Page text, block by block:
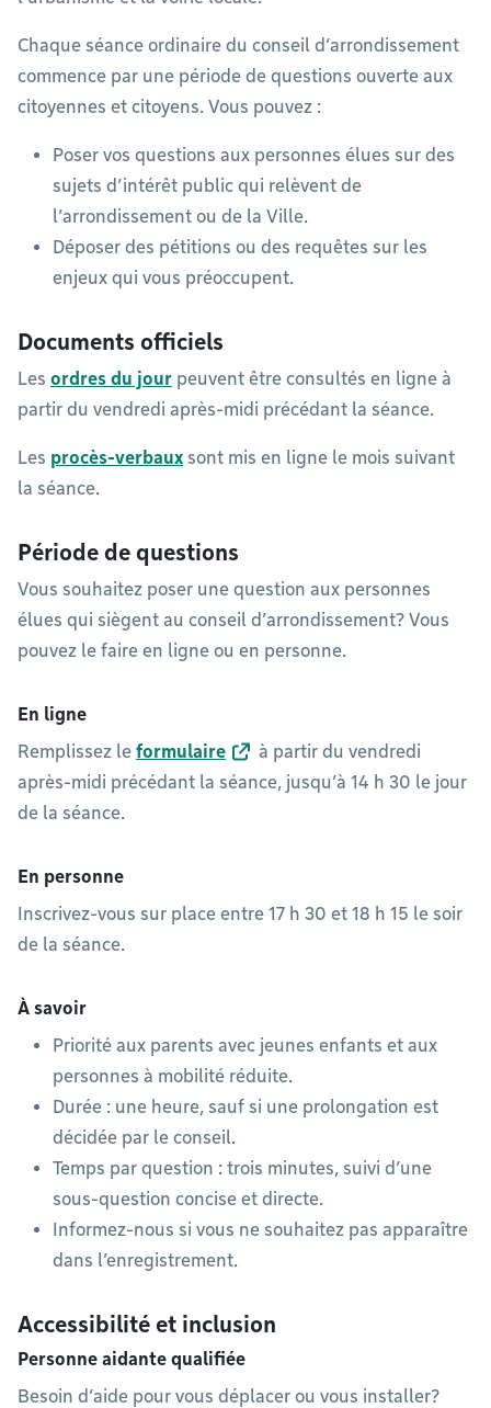
Chaque séance ordinaire du conseil d’arrondissement
commence par une période de questions ouverte aux
citoyennes et citoyens. Vous pouvez :
Poser vos questions aux personnes élues sur des
sujets d’intérêt public qui relèvent de
l’arrondissement ou de la Ville.
Déposer des pétitions ou des requêtes sur les
enjeux qui vous préoccupent.
Documents officiels
Les ordres du jour peuvent être consultés en ligne à
partir du vendredi après-midi précédant la séance.
Les procès-verbaux sont mis en ligne le mois suivant
la séance.
Période de questions
Vous souhaitez poser une question aux personnes
élues qui siègent au conseil d’arrondissement? Vous
pouvez le faire en ligne ou en personne.
En ligne
Remplissez le formulaire
à partir du vendredi
après-midi précédant la séance, jusqu’à 14 h 30 le jour
de la séance.
En personne
Inscrivez-vous sur place entre 17 h 30 et 18 h 15 le soir
de la séance.
À savoir
Priorité aux parents avec jeunes enfants et aux
personnes à mobilité réduite.
Durée : une heure, sauf si une prolongation est
décidée par le conseil.
Temps par question : trois minutes, suivi d’une
sous-question concise et directe.
Informez-nous si vous ne souhaitez pas apparaître
dans l’enregistrement.
Accessibilité et inclusion
Personne aidante qualifiée
Besoin d’aide pour vous déplacer ou vous installer?